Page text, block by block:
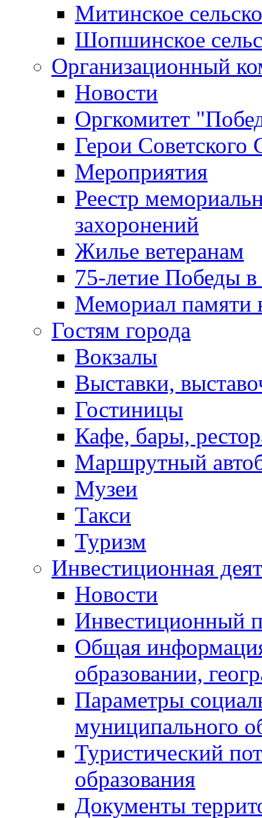
Митинское
Шопшинское
Организационный
Новости
Оргкомитет
Герои Советского
Мероприятия
Реестр
захоронений
Жилье ветеранам
75-летие Победы
Мемориал памяти
Гостям города
Вокзалы
Выставки,
Гостиницы
Кафе, бары,
Маршрутный
Музеи
Такси
Туризм
Инвестиционная
Новости
Инвестиционный
Общая
образовании,
Параметры
муниципального
Туристический
образования
Документы